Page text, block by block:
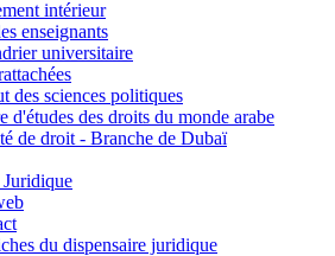
intérieur
enseignants
universitaire
des sciences politiques
d'études des droits du monde arabe
de droit - Branche de Dubaï
du dispensaire juridique